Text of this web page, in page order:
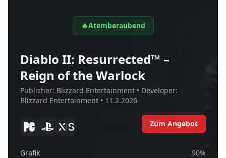
🔥Atemberaubend
Diablo II: Resurrected™ –
Reign of the Warlock
Publisher: Blizzard Entertainment • Developer:
Blizzard Entertainment • 11.2.2026
Zum Angebot
Grafik 90%